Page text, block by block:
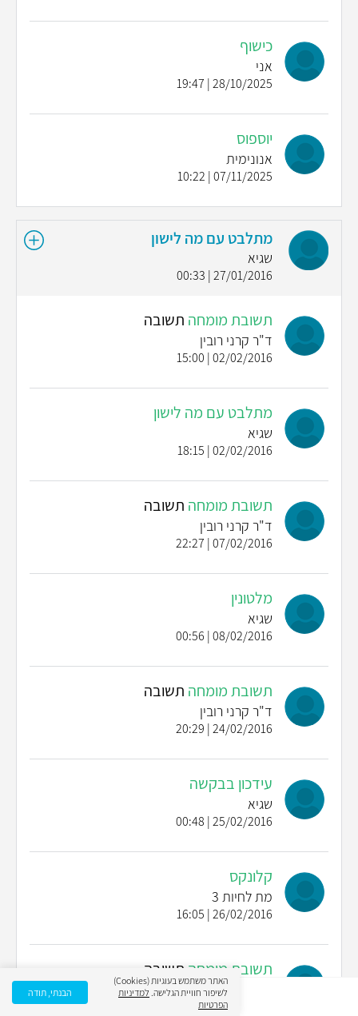
כישוף
אני
28/10/2025 | 19:47
יוספוס
אנונימית
07/11/2025 | 10:22
מתלבט עם מה לישון
שגיא
27/01/2016 | 00:33
תשובת מומחה תשובה
ד"ר קרני רובין
02/02/2016 | 15:00
מתלבט עם מה לישון
שגיא
02/02/2016 | 18:15
תשובת מומחה תשובה
ד"ר קרני רובין
07/02/2016 | 22:27
מלטונין
שגיא
08/02/2016 | 00:56
תשובת מומחה תשובה
ד"ר קרני רובין
24/02/2016 | 20:29
עידכון בבקשה
שגיא
25/02/2016 | 00:48
קלונקס
מת לחיות 3
26/02/2016 | 16:05
תשובת מומחה תשובה
ד"ר קרני רובין
28/02/2016 | 21:31
האתר משתמש בעוגיות (Cookies)
לשיפור חוויית הגלישה. למדיניות
הפרטיות
הבנתי, תודה